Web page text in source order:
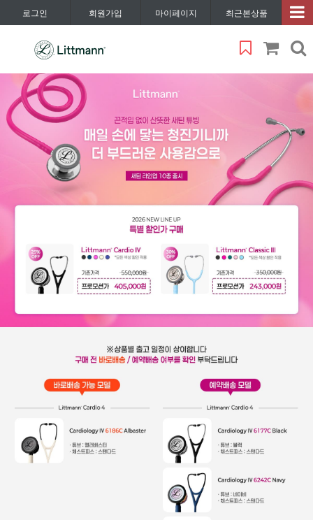
로그인 회원가입 마이페이지 최근본상품